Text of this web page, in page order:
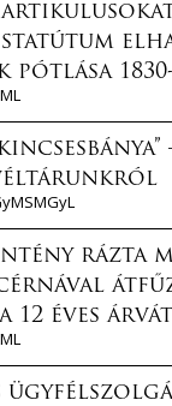
pótlása
rázta
12 éves árvát